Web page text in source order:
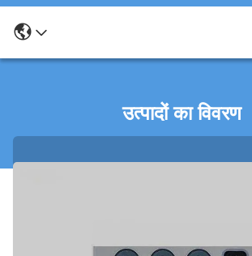
उत्पादों का विवरण